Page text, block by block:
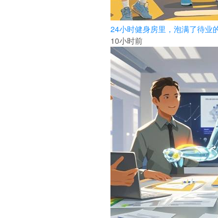
24小时健身房里，泡满了待业
10小时前